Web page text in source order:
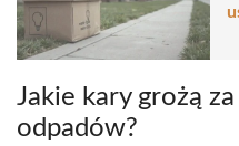
Jakie kary grożą
odpadów?